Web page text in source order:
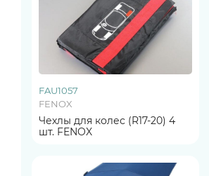
FAU1057
FENOX
Чехлы для колес (R17-20) 4
шт. FENOX